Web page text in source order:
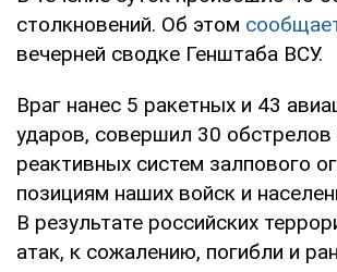
столкновений. Об этом
вечерней сводке Генштаба ВСУ.
Враг нанес 5 ракетных и 43
ударов, совершил 30 обстрелов
реактивных систем залпового
позициям наших войск и
В результате российских
атак, к сожалению, погибли и